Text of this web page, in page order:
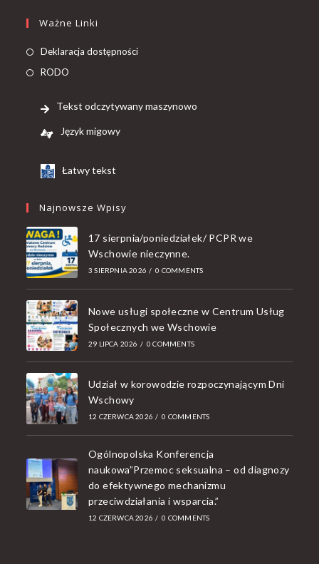
Ważne Linki
Deklaracja dostępności
RODO
Tekst odczytywany maszynowo
Język migowy
Łatwy tekst
Najnowsze Wpisy
17 sierpnia/poniedziałek/ PCPR we
Wschowie nieczynne.
3 SIERPNIA 2026 / 0 COMMENTS
Nowe usługi społeczne w Centrum Usług
Społecznych we Wschowie
29 LIPCA 2026 / 0 COMMENTS
Udział w korowodzie rozpoczynającym Dni
Wschowy
12 CZERWCA 2026 / 0 COMMENTS
Ogólnopolska Konferencja
naukowa”Przemoc seksualna – od diagnozy
do efektywnego mechanizmu
przeciwdziałania i wsparcia.”
12 CZERWCA 2026 / 0 COMMENTS